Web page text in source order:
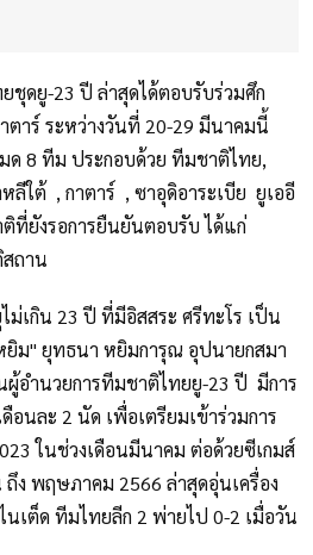
ชุดยู-23 ปี ล่าสุดได้ตอบรับร่วมศึก
ตาร์ ระหว่างวันที่ 20-29 มีนาคมนี้
8 ทีม ประกอบด้วย ทีมชาติไทย,
หลีใต้ , กาตาร์ , ซาอุดิอาระเบีย ยูเออี
ที่ยังรอการยืนยันตอบรับ ได้แก่
ถาน
เกิน 23 ปี ที่มีอิสสระ ศรีทะโร เป็น
ม" ยุทธนา หยิมการุณ อุปนายกสมา
ผู้อำนวยการทีมชาติไทยยู-23 ปี มีการ
อนละ 2 นัด เพื่อเตรียมเข้าร่วมการ
ในช่วงเดือนมีนาคม ต่อด้วยซีเกมส์
ง พฤษภาคม 2566 ล่าสุดอุ่นเครื่อง
เต็ด ทีมไทยลีก 2 พ่ายไป 0-2 เมื่อวัน